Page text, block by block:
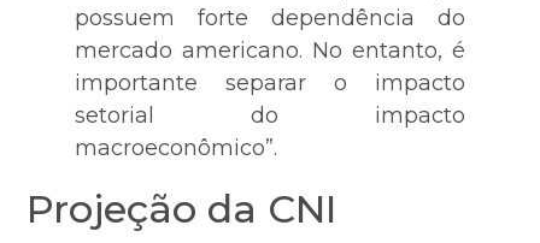
possuem forte dependência do
mercado americano. No entanto, é
importante separar o impacto
setorial do impacto
macroeconômico”.
Projeção da CNI